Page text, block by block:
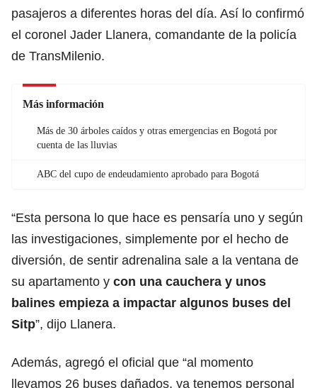
pasajeros a diferentes horas del día. Así lo confirmó
el coronel Jader Llanera, comandante de la policía
de TransMilenio.
Más información
Más de 30 árboles caídos y otras emergencias en Bogotá por
cuenta de las lluvias
ABC del cupo de endeudamiento aprobado para Bogotá
“Esta persona lo que hace es pensaría uno y según
las investigaciones, simplemente por el hecho de
diversión, de sentir adrenalina sale a la ventana de
su apartamento y con una cauchera y unos
balines empieza a impactar algunos buses del
Sitp”, dijo Llanera.
Además, agregó el oficial que “al momento
llevamos 26 buses dañados, ya tenemos personal